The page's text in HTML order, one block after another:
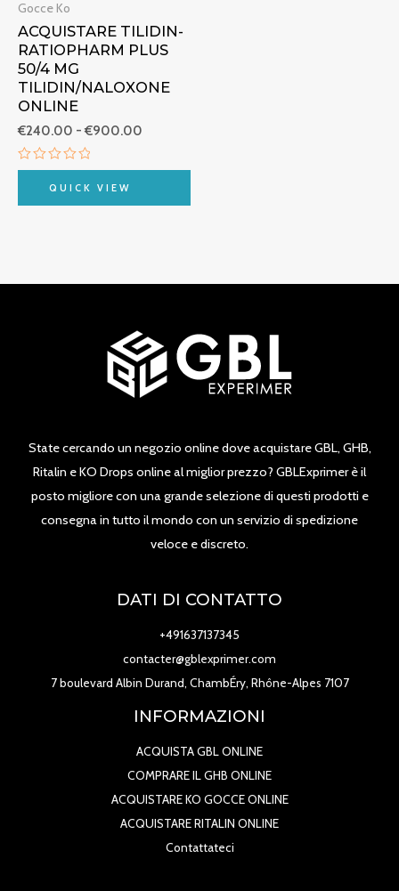
Gocce Ko
ACQUISTARE TILIDIN-
RATIOPHARM PLUS
50/4 MG
TILIDIN/NALOXONE
ONLINE
€240.00 - €900.00
€900.00
Valutato
5
QUICK VIEW
State cercando un negozio online dove acquistare GBL, GHB,
Ritalin e KO Drops online al miglior prezzo? GBLExprimer è il
posto migliore con una grande selezione di questi prodotti e
consegna in tutto il mondo con un servizio di spedizione
veloce e discreto.
DATI DI CONTATTO
+491637137345
contacter@gblexprimer.com
7 boulevard Albin Durand, ChambÉry, Rhône-Alpes 7107
INFORMAZIONI
ACQUISTA GBL ONLINE
COMPRARE IL GHB ONLINE
ACQUISTARE KO GOCCE ONLINE
ACQUISTARE RITALIN ONLINE
Contattateci